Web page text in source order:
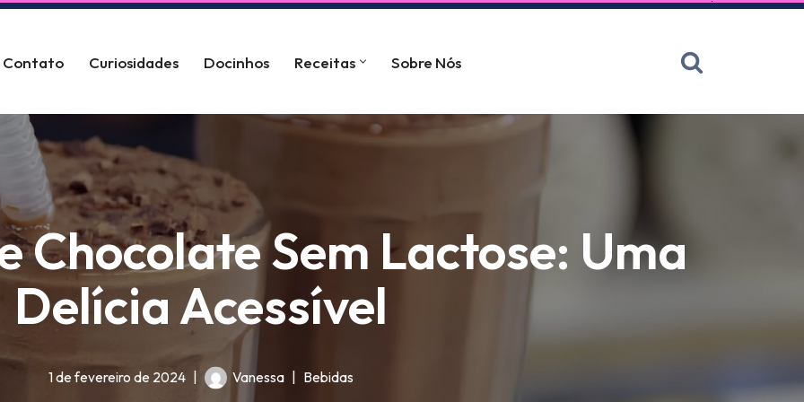
Contato Curiosidades Docinhos Receitas Sobre Nós
Chocolate Sem Lactose: Uma
Delícia Acessível
1 de fevereiro de 2024 Vanessa Bebidas